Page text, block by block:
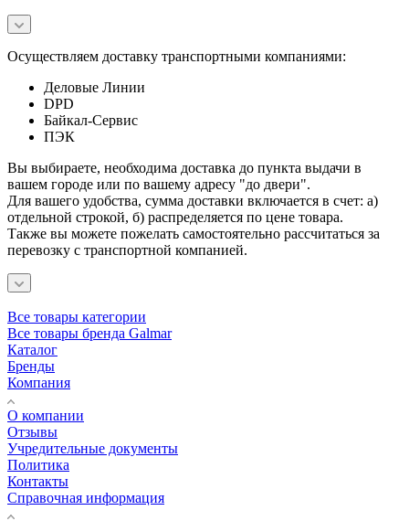
Осуществляем доставку транспортными компаниями:
Деловые Линии
DPD
Байкал-Сервис
ПЭК
Вы выбираете, необходима доставка до пункта выдачи в
вашем городе или по вашему адресу "до двери".
Для вашего удобства, сумма доставки включается в счет: а)
отдельной строкой, б) распределяется по цене товара.
Также вы можете пожелать самостоятельно рассчитаться за
перевозку с транспортной компанией.
Все товары категории
Все товары бренда Galmar
Каталог
Бренды
Компания
О компании
Отзывы
Учредительные документы
Политика
Контакты
Справочная информация